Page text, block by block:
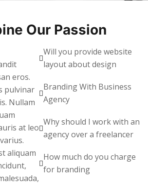
Our Passion
eros.
pulvinar
Nullam
at leo
aliquam
Will you provide website
layout about design
Branding With Business
Agency
Why should I work with an
agency over a freelancer
How much do you charge
for branding